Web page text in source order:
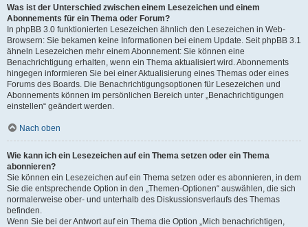
Was ist der Unterschied zwischen einem Lesezeichen und einem
Abonnements für ein Thema oder Forum?
In phpBB 3.0 funktionierten Lesezeichen ähnlich den Lesezeichen in Web-
Browsern: Sie bekamen keine Informationen bei einem Update. Seit phpBB 3.1
ähneln Lesezeichen mehr einem Abonnement: Sie können eine
Benachrichtigung erhalten, wenn ein Thema aktualisiert wird. Abonnements
hingegen informieren Sie bei einer Aktualisierung eines Themas oder eines
Forums des Boards. Die Benachrichtigungsoptionen für Lesezeichen und
Abonnements können im persönlichen Bereich unter „Benachrichtigungen
einstellen“ geändert werden.
Nach oben
Wie kann ich ein Lesezeichen auf ein Thema setzen oder ein Thema
abonnieren?
Sie können ein Lesezeichen auf ein Thema setzen oder es abonnieren, in dem
Sie die entsprechende Option in den „Themen-Optionen“ auswählen, die sich
normalerweise ober- und unterhalb des Diskussionsverlaufs des Themas
befinden.
Wenn Sie bei der Antwort auf ein Thema die Option „Mich benachrichtigen,